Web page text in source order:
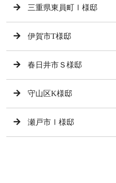
三重県東員町Ⅰ様邸
伊賀市T様邸
春日井市Ｓ様邸
守山区K様邸
瀬戸市Ⅰ様邸